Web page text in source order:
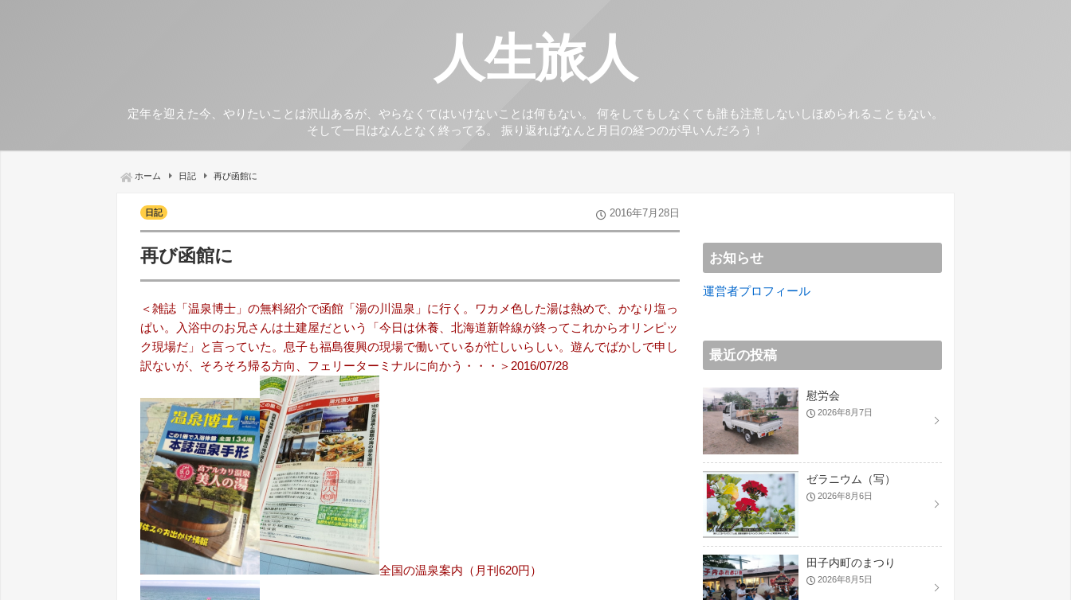
人生旅人
定年を迎えた今、やりたいことは沢山あるが、やらなくてはいけないことは何もない。 何をしてもしなくても誰も注意しないしほめられることもない。
そして一日はなんとなく終ってる。 振り返ればなんと月日の経つのが早いんだろう！
ホーム 日記 再び函館に
日記 2016年7月28日
再び函館に
＜雑誌「温泉博士」の無料紹介で函館「湯の川温泉」に行く。ワカメ色した湯は熱めで、かなり塩っ
ぱい。入浴中のお兄さんは土建屋だという「今日は休養、北海道新幹線が終ってこれからオリンピッ
ク現場だ」と言っていた。息子も福島復興の現場で働いているが忙しいらしい。遊んでばかしで申し
訳ないが、そろそろ帰る方向、フェリーターミナルに向かう・・・＞2016/07/28
全国の温泉案内（月刊620円）
お知らせ
運営者プロフィール
最近の投稿
慰労会
2026年8月7日
ゼラニウム（写）
2026年8月6日
田子内町のまつり
2026年8月5日